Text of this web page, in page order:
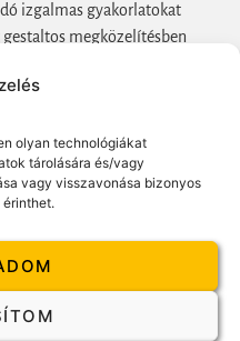
olyan technológiákat
tárolására és/vagy
vagy visszavonása bizonyos
izgalmas gyakorlatokat
megközelítésben
kapcsolatainkhoz,
el a következőGestalt Estre!
600 Ft